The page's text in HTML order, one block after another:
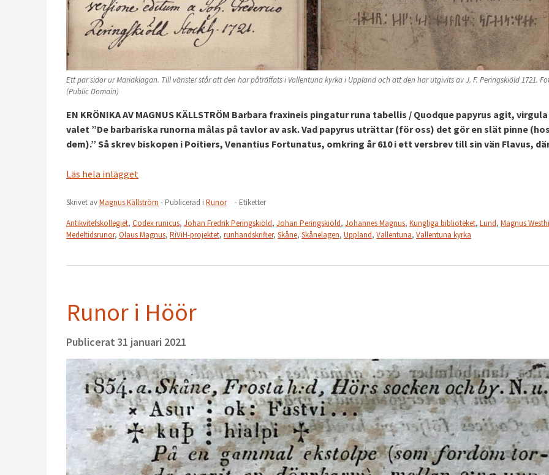
Ett par sidor ur Mariaklagan. Till vänster står att den har påträffats i Vallentuna kyrka i Uppland och att den har utgivits av J. F. Peringskiöld 1721.
(Public Domain)
EN KRÖNIKA AV MAGNUS KÄLLSTRÖM Barbara fraxineis pingatur runa tabellis / Quodque papyrus agit,
valet ”De barbariska runorna målas på tavlor av ask. Vad papyrus uträttar (för oss) det gör en slät pinne
dem).” Så skrev biskopen i Poitiers, Venantius Fortunatus, omkring år 610 i ett versbrev till sin vän Flavus,
Läs hela inlägget
Skrivet avMagnus Källström - Publicerad i Runor
- Etiketter
Antikvitetskollegiet, Codex runicus, Johan Fredrik Peringskiöld, Johan Peringskiöld, Johannes Magnus, Kungliga biblioteket, Lund, Magnus
Medeltidsrunor, Olaus Magnus, RiViH-projektet, runhandskrifter, Skåne, Skånelagen, Uppland, Vallentuna, Vallentuna kyrka
Runor i Höör
Publicerat31 januari 2021